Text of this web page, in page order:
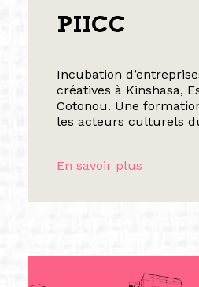
PIICC
Incubation
créatives à Kinshasa,
Cotonou. Une
les acteurs culturels
En savoir plus